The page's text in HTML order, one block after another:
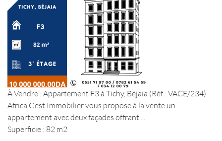
À Vendre : Appartement F3 à Tichy, Béjaia (Réf : VACE/234)
Africa Gest Immobilier vous propose à la vente un
appartement avec deux façades offrant ...
Superficie : 82 m2